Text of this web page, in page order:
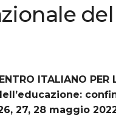
ITALIANO PER
27, 28 maggio